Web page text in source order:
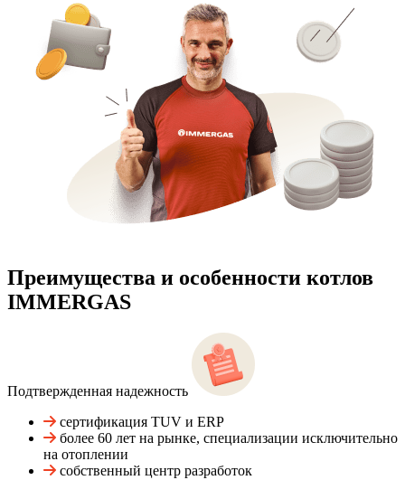
Преимущества и особенности котлов
IMMERGAS
Подтвержденная надежность
сертификация TUV и ERP
более 60 лет на рынке, специализации исключительно
на отоплении
собственный центр разработок